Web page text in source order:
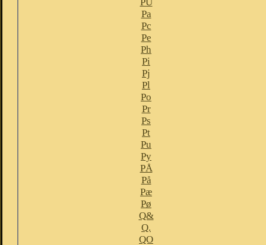
Pa
Pc
Pe
Ph
Pi
Pj
Pl
Po
Pr
Ps
Pt
Pu
Py
PÅ
På
Pæ
Pø
Q&
Q.
QO